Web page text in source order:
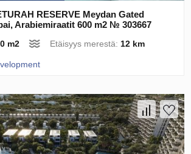
RESERVE Meydan Gated
Arabiemiraatit 600 m2 № 303667
m2 Etäisyys merestä:12 km